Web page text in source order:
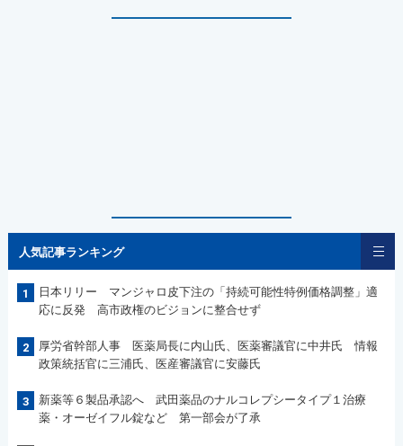
人気記事ランキング
1
日本リリー マンジャロ皮下注の「持続可能性特例価格調整」適
応に反発 高市政権のビジョンに整合せず
2
厚労省幹部人事 医薬局長に内山氏、医薬審議官に中井氏 情報
政策統括官に三浦氏、医産審議官に安藤氏
3
新薬等６製品承認へ 武田薬品のナルコレプシータイプ１治療
薬・オーゼイフル錠など 第一部会が了承